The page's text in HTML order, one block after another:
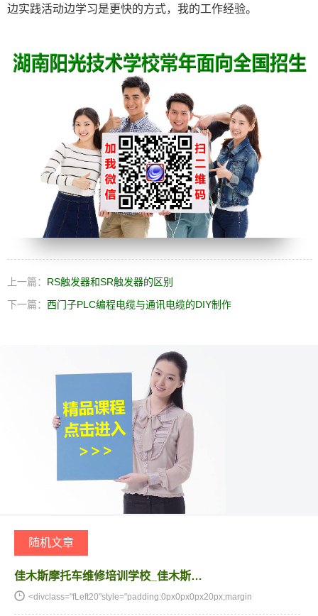
边实践活动边学习是更快的方式，我的工作经验。
上一篇： RS触发器和SR触发器的区别
下一篇： 西门子PLC编程电缆与通讯电缆的DIY制作
随机文章
佳木斯摩托车维修培训学校_佳木斯…
<divclass="fLeft20"style="padding:0px0px0px20px;margin